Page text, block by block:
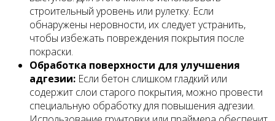
строительный уровень или рулетку. Если
обнаружены неровности, их следует устранить,
чтобы избежать повреждения покрытия после
покраски.
Обработка поверхности для улучшения
адгезии: Если бетон слишком гладкий или
содержит слои старого покрытия, можно провести
специальную обработку для повышения адгезии.